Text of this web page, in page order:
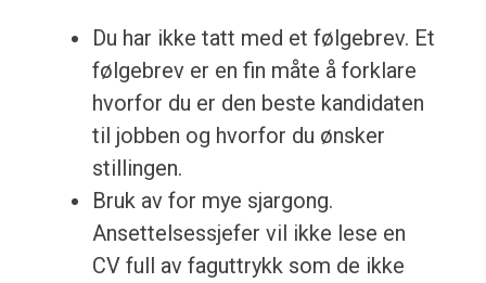
Du har ikke tatt med et følgebrev. Et
følgebrev er en fin måte å forklare
hvorfor du er den beste kandidaten
til jobben og hvorfor du ønsker
stillingen.
Bruk av for mye sjargong.
Ansettelsessjefer vil ikke lese en
CV full av faguttrykk som de ikke